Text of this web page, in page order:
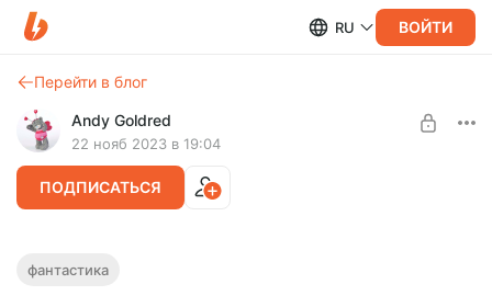
RU ВОЙТИ
Перейти в блог
Andy Goldred
22 нояб 2023 в 19:04
ПОДПИСАТЬСЯ
Обзор 2 выпуска шоу "Фантастика" (1
фантастика